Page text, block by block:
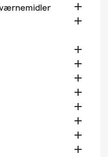









